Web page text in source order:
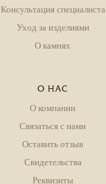
Консультация специалиста
Уход за изделиями
О камнях
О НАС
О компании
Связаться с нами
Оставить отзыв
Свидетельства
Реквизиты